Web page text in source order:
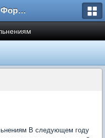
ARMA3.RU Форум
В следующем году